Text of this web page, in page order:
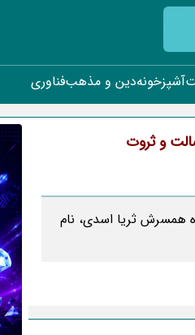
آشپزخونهدین و مذهبفناوری
و ثروت
همسرش ثریا اسدی، نام